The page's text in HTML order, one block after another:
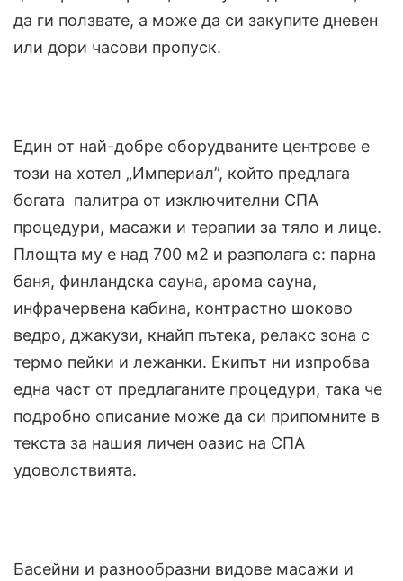
да ги ползвате, а може да си закупите дневен
или дори часови пропуск.
Един от най-добре оборудваните центрове е
този на хотел „Империал”, който предлага
богата палитра от изключителни СПА
процедури, масажи и терапии за тяло и лице.
Площта му е над 700 м2 и разполага с: парна
баня, финландска сауна, арома сауна,
инфрачервена кабина, контрастно шоково
ведро, джакузи, кнайп пътека, релакс зона с
термо пейки и лежанки. Екипът ни изпробва
една част от предлаганите процедури, така че
подробно описание може да си припомните в
текста за нашия личен оазис на СПА
удоволствията.
Басейни и разнообразни видове масажи и